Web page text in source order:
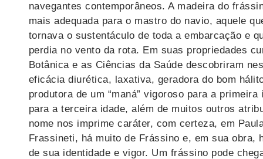
navegantes contemporâneos. A madeira do
mais adequada para o mastro do navio, aquele
tornava o sustentáculo de toda a embarcação e
perdia no vento da rota. Em suas propriedades
Botânica e as Ciências da Saúde descobriram
eficácia diurética, laxativa, geradora do bom
produtora de um “maná” vigoroso para a primeira
para a terceira idade, além de muitos outros
nome nos imprime caráter, com certeza, em
Frassineti, há muito de Frássino e, em sua obra,
de sua identidade e vigor. Um frássino pode